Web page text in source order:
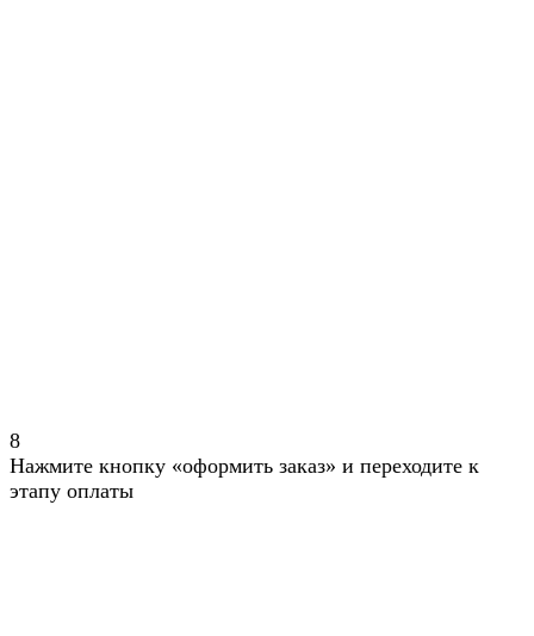
8
Нажмите кнопку «оформить заказ» и переходите к
этапу оплаты